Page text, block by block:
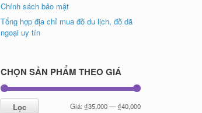
Chính sách bảo mật
Tổng hợp địa chỉ mua đồ du lịch, đồ dã
ngoại uy tín
CHỌN SẢN PHẨM THEO GIÁ
Giá
Giá
Lọc Giá:₫35,000—₫40,000